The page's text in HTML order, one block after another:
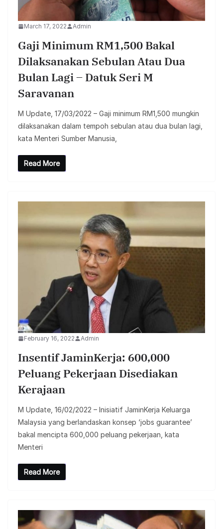
March 17, 2022 Admin
Gaji Minimum RM1,500 Bakal
Dilaksanakan Sebulan Atau Dua
Bulan Lagi – Datuk Seri M
Saravanan
M Update, 17/03/2022 – Gaji minimum RM1,500 mungkin
dilaksanakan dalam tempoh sebulan atau dua bulan lagi,
kata Menteri Sumber Manusia,
Read More
February 16, 2022 Admin
Insentif JaminKerja: 600,000
Peluang Pekerjaan Disediakan
Kerajaan
M Update, 16/02/2022 – Inisiatif JaminKerja Keluarga
Malaysia yang berlandaskan konsep ‘jobs guarantee’
bakal mencipta 600,000 peluang pekerjaan, kata
Menteri
Read More